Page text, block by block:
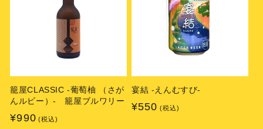
籠屋CLASSIC -葡萄柚 （さが
んルビー）- 籠屋ブルワリー
通
¥990 (税込)
宴結 -えんむすび-
通
¥550 (税込)